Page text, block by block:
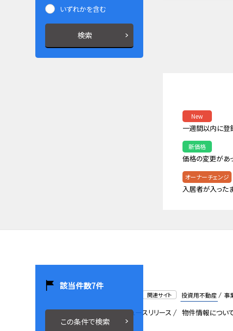
New
一週間以内に登
新価格
価格の変更があ
オーナーチェンジ
入居者が入った
該当件数7件
この条件で検索
いずれかを含む
検索
関連サイト 投資用不動産 事
会社概要 採用情報 ニュースリリース 物件情報につい